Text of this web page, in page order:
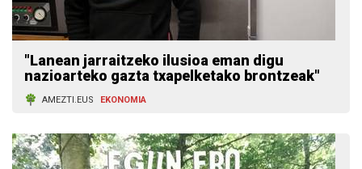
"Lanean jarraitzeko ilusioa eman digu
nazioarteko gazta txapelketako brontzeak"
AMEZTI.EUS EKONOMIA